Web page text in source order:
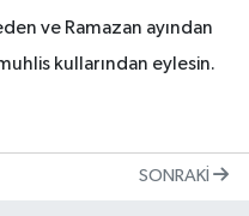
ve Ramazan ayından
kullarından eylesin.
SONRAKI